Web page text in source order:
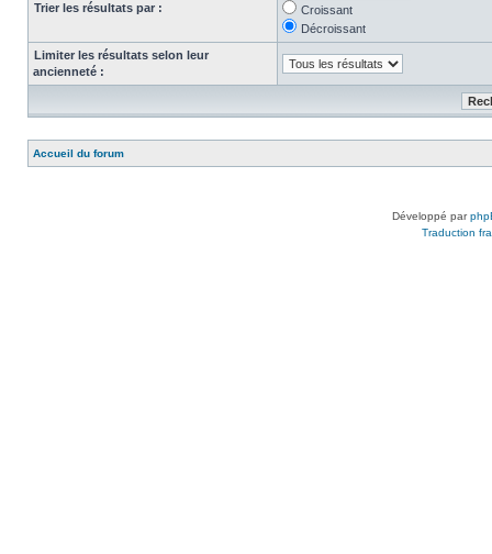
Trier les résultats par :
Croissant
Décroissant
Limiter les résultats selon leur
ancienneté :
Accueil du forum
Développé par
Traduction